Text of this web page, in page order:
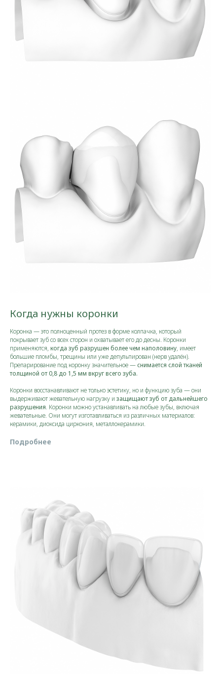
Когда нужны коронки
Коронка — это полноценный протез в форме колпачка, который
покрывает зуб со всех сторон и охватывает его до десны. Коронки
применяются, когда зуб разрушен более чем наполовину, имеет
большие пломбы, трещины или уже депульпирован (нерв удалён).
Препарирование под коронку значительное — снимается слой тканей
толщиной от 0,8 до 1,5 мм вкруг всего зуба.​
Коронки восстанавливают не только эстетику, но и функцию зуба — они
выдерживают жевательную нагрузку и защищают зуб от дальнейшего
разрушения. Коронки можно устанавливать на любые зубы, включая
жевательные. Они могут изготавливаться из различных материалов:
керамики, диоксида циркония, металлокерамики.​
Подробнее